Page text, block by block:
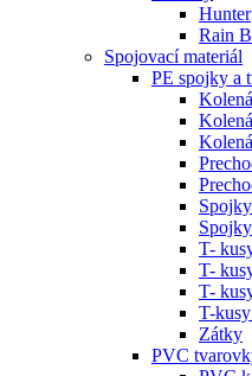
Hunter
Rain
Spojovací materiál
PE spojky a
Kolená
Spojky
T-
T-
T-
T-
Zátky
PVC